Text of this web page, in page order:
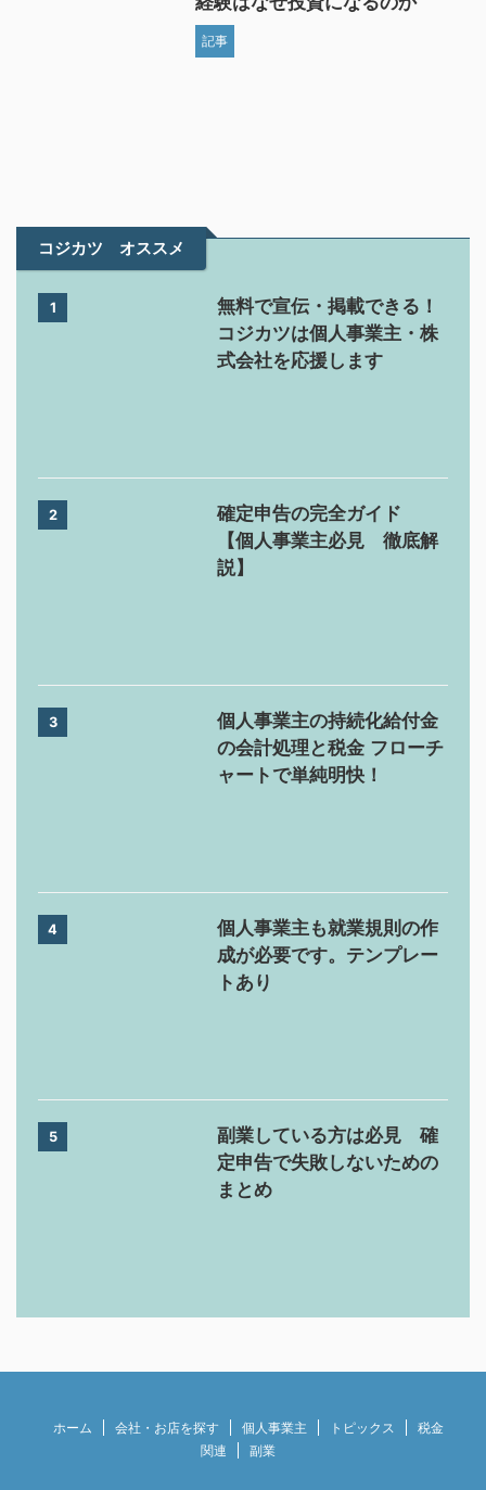
記事
コジカツ オススメ
1
無料で宣伝・掲載できる！
コジカツは個人事業主・株
式会社を応援します
2
確定申告の完全ガイド
【個人事業主必見 徹底解
説】
3
個人事業主の持続化給付金
の会計処理と税金 フローチ
ャートで単純明快！
4
個人事業主も就業規則の作
成が必要です。テンプレー
トあり
5
副業している方は必見 確
定申告で失敗しないための
まとめ
ホーム 会社・お店を探す 個人事業主 トピックス
税金
関連
副業